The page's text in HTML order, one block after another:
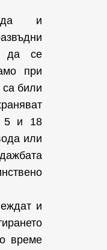
и
да се
при
били
5 и 18
или
и
време